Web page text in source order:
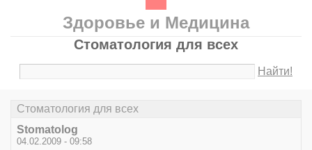
Здоровье и Медицина
Стоматология для всех
Найти!
Стоматология для всех
Stomatolog
04.02.2009 - 09:58